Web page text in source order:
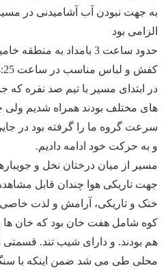
به جهت نبودن آب آشامیدنی در
الزامی بود
حدود ساعت 3 بامداد به
کفش و لباس مناسب در ساعت 3:25 پیمایش را آغاز کردیم.
در ابتدای مسیر با تیم صد نفره که
های مختلف بودند همراه شدیم ولی
سرعت گروه ما را گرفته بود در
و به حرکت خود ادامه دادیم.
مسیر از میان درختان نخل و
جهت تاریکی هوا چندان قابل
خنک و تاریکی، آرامش و لذت
کوه شامل هفت خان بود که خان ها
هم بودند. و دارای شیب تند. قسمتی از
محلی طی می شد ضمن اینکه با